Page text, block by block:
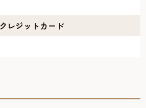
クレジットカード